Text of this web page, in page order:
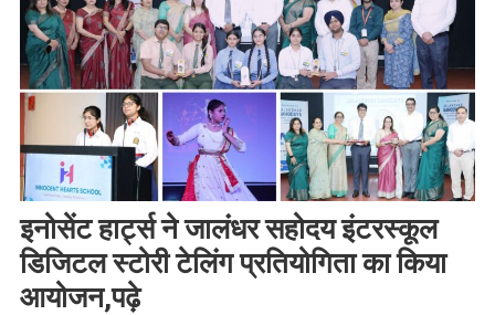
इनोसेंट हार्ट्स ने जालंधर सहोदय इंटरस्कूल
डिजिटल स्टोरी टेलिंग प्रतियोगिता का किया
आयोजन,पढ़े